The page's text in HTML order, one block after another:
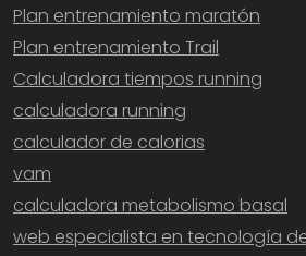
Plan entrenamiento maratón
Plan entrenamiento Trail
Calculadora tiempos running
calculadora running
calculador de calorias
vam
calculadora metabolismo basal
web especialista en tecnología